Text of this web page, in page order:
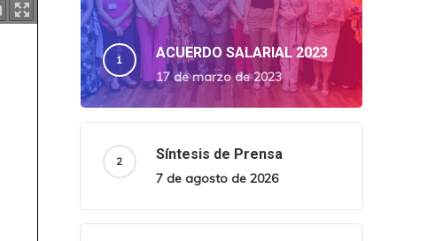
ACUERDO SALARIAL 2023
17 de marzo de 2023
Síntesis de Prensa
7 de agosto de 2026